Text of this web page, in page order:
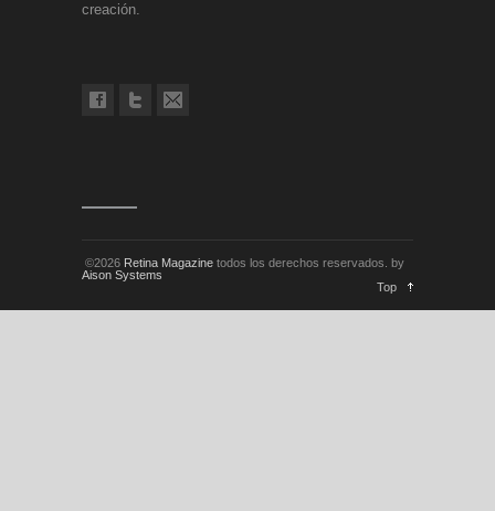
creación.
©2026 Retina Magazine todos los derechos reservados. by
Aison Systems
Top